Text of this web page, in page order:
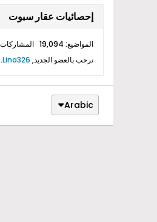
إحصائيات عقار سبوت
المواضيع: 19,094 المشاركات: 19,095 الأعضاء: 170 الأعضاء النشطين: 1
نرحب بالعضو الجديد, Lina326
.
Arabic